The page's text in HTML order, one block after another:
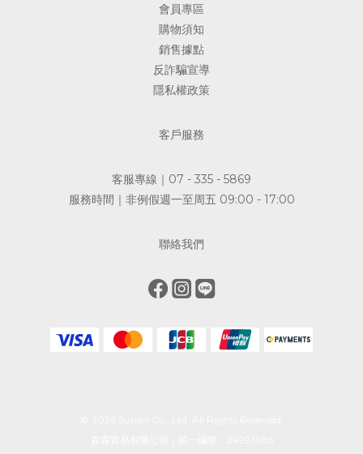
會員專區
購物須知
銷售據點
反詐騙宣導
隱私權政策
客戶服務
客服專線｜07 - 335 - 5869
服務時間｜非例假週一至周五 09:00 - 17:00
聯絡我們